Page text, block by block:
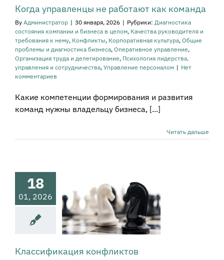
бизнеса
управление
труда и
лидерства,
и
персоналом
Когда управленцы не работают как команда
By Администратор | 30 января, 2026 | Рубрики: Диагностика
состояния компании и бизнеса в целом, Качества руководителя и
требования к нему, Конфликты, Корпоративная культура, Общие
проблемы и диагностика бизнеса, Оперативное управление,
Организация труда и делегирование, Психология лидерства,
управления и сотрудничества, Управление персоналом | Нет
комментариев
Какие компетенции формирования и развития
команд нужны владельцу бизнеса, [...]
Читать дальше
18
01, 2026
и проблемы
Групповая
и проблемы
работы
между
лидерства,
Классификация конфликтов